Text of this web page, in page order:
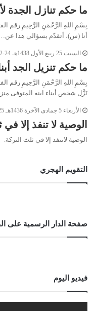
ما حكم تنازل الجدة
أنا (س)، أتقدّم بسؤالي هذا عن…
السبت 25 ربيع الأول 1438هـ 24-12-2016م
ما حكم تنزيل الجد
نَزَّل شخص أبناء ابنه المتوفى
الأربعاء 5 جمادى الآخرة 1436هـ 25-3-2015م
الوصية لا تنفذ إلا
الوصية لاتنفذ إلا في ثلث التركة.
التقويم الهجري
صفحة الدار الرسمية على
فيديو اليوم